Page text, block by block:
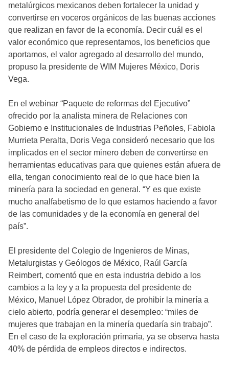
metalúrgicos mexicanos deben fortalecer la unidad y
convertirse en voceros orgánicos de las buenas acciones
que realizan en favor de la economía. Decir cuál es el
valor económico que representamos, los beneficios que
aportamos, el valor agregado al desarrollo del mundo,
propuso la presidente de WIM Mujeres México, Doris
Vega.
En el webinar “Paquete de reformas del Ejecutivo”
ofrecido por la analista minera de Relaciones con
Gobierno e Institucionales de Industrias Peñoles, Fabiola
Murrieta Peralta, Doris Vega consideró necesario que los
implicados en el sector minero deben de convertirse en
herramientas educativas para que quienes están afuera de
ella, tengan conocimiento real de lo que hace bien la
minería para la sociedad en general. “Y es que existe
mucho analfabetismo de lo que estamos haciendo a favor
de las comunidades y de la economía en general del
país”.
El presidente del Colegio de Ingenieros de Minas,
Metalurgistas y Geólogos de México, Raúl García
Reimbert, comentó que en esta industria debido a los
cambios a la ley y a la propuesta del presidente de
México, Manuel López Obrador, de prohibir la minería a
cielo abierto, podría generar el desempleo: “miles de
mujeres que trabajan en la minería quedaría sin trabajo”.
En el caso de la exploración primaria, ya se observa hasta
40% de pérdida de empleos directos e indirectos.